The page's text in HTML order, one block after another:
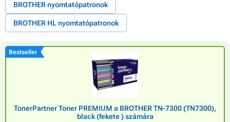
BROTHER nyomtatópatronok
BROTHER HL nyomtatópatronok
Bestseller
TonerPartner Toner PREMIUM a BROTHER TN-7300 (TN7300),
black (fekete ) számára